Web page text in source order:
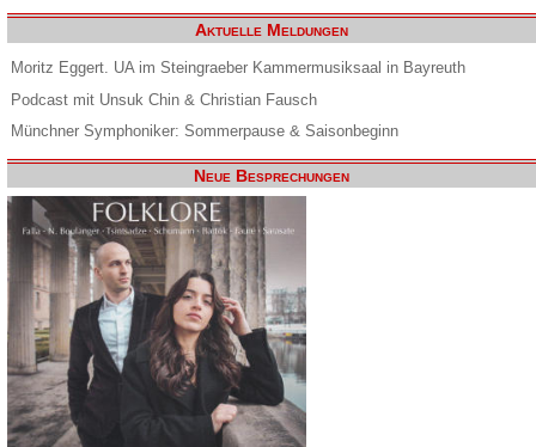
Aktuelle Meldungen
Moritz Eggert. UA im Steingraeber Kammermusiksaal in Bayreuth
Podcast mit Unsuk Chin & Christian Fausch
Münchner Symphoniker: Sommerpause & Saisonbeginn
Neue Besprechungen